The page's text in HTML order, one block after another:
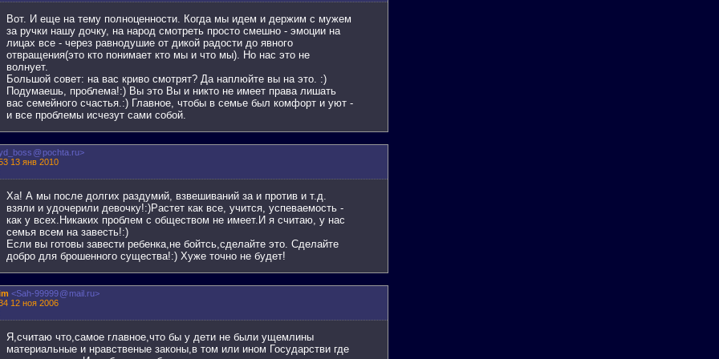
Вот. И еще на тему полноценности. Когда мы идем и держим с мужем
за ручки нашу дочку, на народ смотреть просто смешно - эмоции на
лицах все - через равнодушие от дикой радости до явного
отвращения(это кто понимает кто мы и что мы). Но нас это не
волнует.
Большой совет: на вас криво смотрят? Да наплюйте вы на это. :)
Подумаешь, проблема!:) Вы это Вы и никто не имеет права лишать
вас семейного счастья.:) Главное, чтобы в семье был комфорт и уют -
и все проблемы исчезут сами собой.
@pochta.ru>
13 янв 2010
Ха! А мы после долгих раздумий, взвешиваний за и против и т.д.
взяли и удочерили девочку!:)Растет как все, учится, успеваемость -
как у всех.Никаких проблем с обществом не имеет.И я считаю, у нас
семья всем на завесть!:)
Если вы готовы завести ребенка,не бойтсь,сделайте это. Сделайте
добро для брошенного существа!:) Хуже точно не будет!
<Sah-99999@mail.ru>
12 ноя 2006
Я,считаю что,самое главное,что бы у дети не были ущемлины
материальные и нравственые законы,в том или ином Государстви где